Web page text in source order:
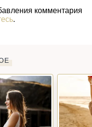
комментария
.